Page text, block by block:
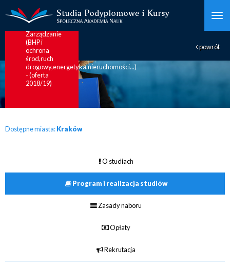
powrót
NOWOŚĆ!!!
Zarządzanie
(BHP i
ochrona
środ,ruch
drogowy,energetyka,nieruchomości...)
- (oferta
2018/19)
Dostępne miasta:Kraków
O studiach
Program i realizacja studiów
Zasady naboru
Opłaty
Rekrutacja